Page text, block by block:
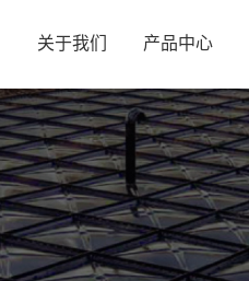
关于我们 产品中心